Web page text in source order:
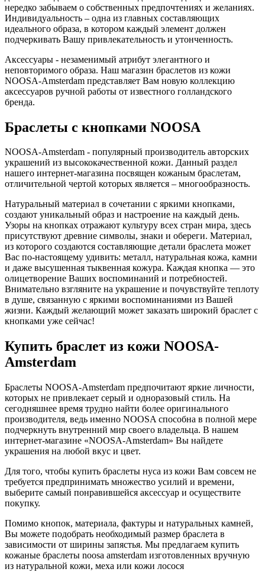
нередко забываем о собственных предпочтениях и желаниях.
Индивидуальность – одна из главных составляющих
идеального образа, в котором каждый элемент должен
подчеркивать Вашу привлекательность и утонченность.
Аксессуары - незаменимый атрибут элегантного и
неповторимого образа. Наш магазин браслетов из кожи
NOOSA-Amsterdam представляет Вам новую коллекцию
аксессуаров ручной работы от известного голландского
бренда.
Браслеты с кнопками NOOSA
NOOSA-Amsterdam - популярный производитель авторских
украшений из высококачественной кожи. Данный раздел
нашего интернет-магазина посвящен кожаным браслетам,
отличительной чертой которых является – многообразность.
Натуральный материал в сочетании с яркими кнопками,
создают уникальный образ и настроение на каждый день.
Узоры на кнопках отражают культуру всех стран мира, здесь
присутствуют древние символы, знаки и обереги. Материал,
из которого создаются составляющие детали браслета может
Вас по-настоящему удивить: металл, натуральная кожа, камни
и даже высушенная тыквенная кожура. Каждая кнопка — это
олицетворение Ваших воспоминаний и потребностей.
Внимательно взгляните на украшение и почувствуйте теплоту
в душе, связанную с яркими воспоминаниями из Вашей
жизни. Каждый желающий может заказать широкий браслет с
кнопками уже сейчас!
Купить браслет из кожи NOOSA-
Amsterdam
Браслеты NOOSA-Amsterdam предпочитают яркие личности,
которых не привлекает серый и одноразовый стиль. На
сегодняшнее время трудно найти более оригинального
производителя, ведь именно NOOSA способна в полной мере
подчеркнуть внутренний мир своего владельца. В нашем
интернет-магазине «NOOSA-Amsterdam» Вы найдете
украшения на любой вкус и цвет.
Для того, чтобы купить браслеты нуса из кожи Вам совсем не
требуется предпринимать множество усилий и времени,
выберите самый понравившейся аксессуар и осуществите
покупку.
Помимо кнопок, материала, фактуры и натуральных камней,
Вы можете подобрать необходимый размер браслета в
зависимости от ширины запястья. Мы предлагаем купить
кожаные браслеты noosa amsterdam изготовленных вручную
из натуральной кожи, меха или кожи лосося